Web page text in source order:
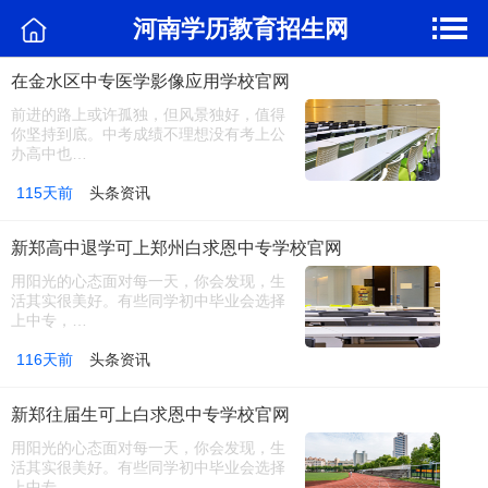
河南学历教育招生网
在金水区中专医学影像应用学校官网
前进的路上或许孤独，但风景独好，值得
你坚持到底。中考成绩不理想没有考上公
办高中也…
115天前 头条资讯
新郑高中退学可上郑州白求恩中专学校官网
用阳光的心态面对每一天，你会发现，生
活其实很美好。有些同学初中毕业会选择
上中专，…
116天前 头条资讯
新郑往届生可上白求恩中专学校官网
用阳光的心态面对每一天，你会发现，生
活其实很美好。有些同学初中毕业会选择